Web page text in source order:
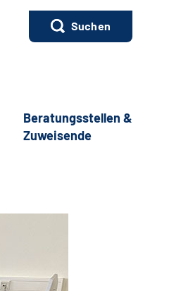
Suchen
Beratungsstellen &
Zuweisende